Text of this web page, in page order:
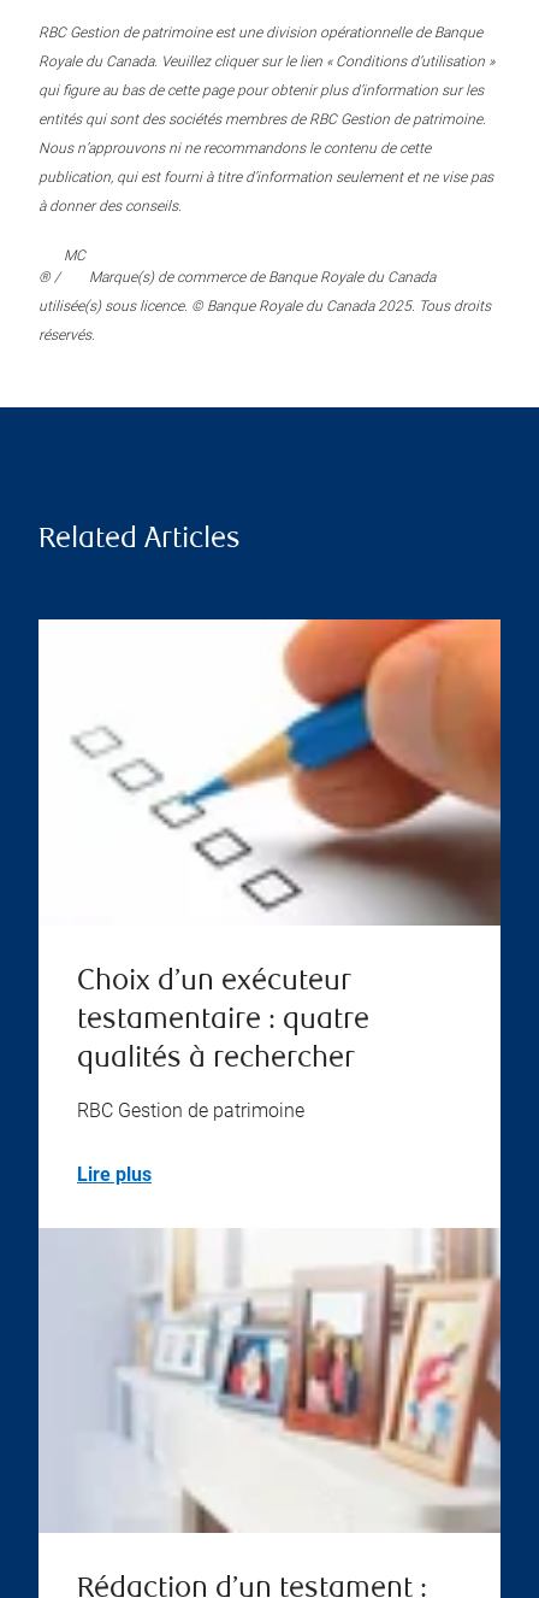
RBC Gestion de patrimoine est une division opérationnelle de Banque
Royale du Canada. Veuillez cliquer sur le lien « Conditions d’utilisation »
qui figure au bas de cette page pour obtenir plus d’information sur les
entités qui sont des sociétés membres de RBC Gestion de patrimoine.
Nous n’approuvons ni ne recommandons le contenu de cette
publication, qui est fourni à titre d’information seulement et ne vise pas
à donner des conseils.
® /
MC
Marque(s) de commerce de Banque Royale du Canada
utilisée(s) sous licence. © Banque Royale du Canada 2025. Tous droits
réservés.
Related Articles
Choix d’un exécuteur
testamentaire : quatre
qualités à rechercher
RBC Gestion de patrimoine
Lire plus
Rédaction d’un testament :